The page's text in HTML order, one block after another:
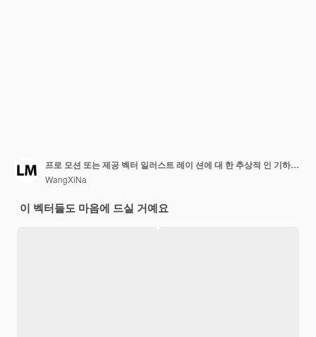
프로 모션 또는 제공 벡터 일러스트 레이 션에 대 한 추상적 인 기하학적 배경 럭셔리 골드 색상
WangXiNa
이 벡터들도 마음에 드실 거예요